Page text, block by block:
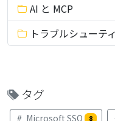
AI と MCP
トラブルシューテ
タグ
Microsoft SSO 8